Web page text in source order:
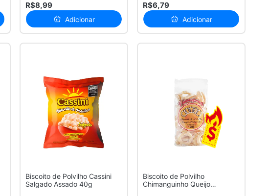
R$8,99
Adicionar
R$6,79
Adicionar
Biscoito de Polvilho Cassini
Salgado Assado 40g
Biscoito de Polvilho
Chimanguinho Queijo